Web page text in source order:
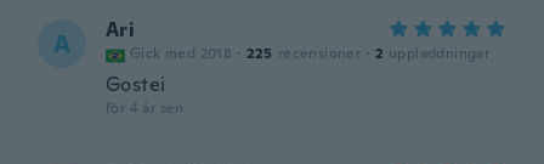
A Ari
Gick med 2018 · 225 recensioner · 2 uppladdningar
Gostei
för 4 år sen